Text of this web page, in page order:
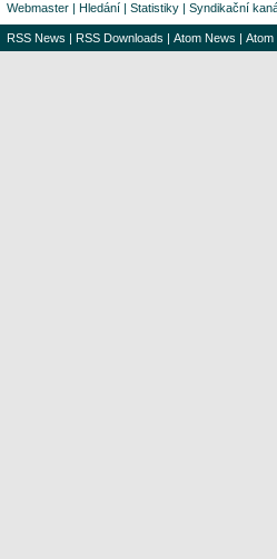
Webmaster | Hledání | Statistiky | Syndikační
RSS News | RSS Downloads | Atom News | Atom